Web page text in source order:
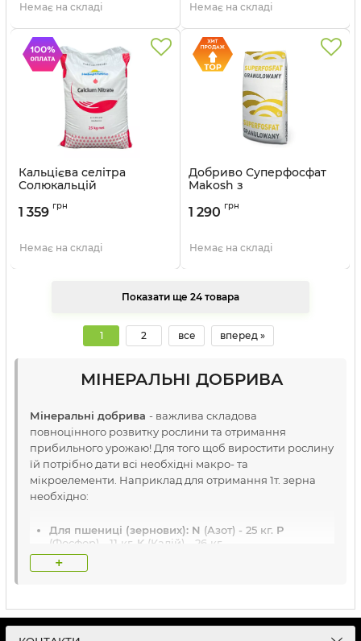
Немає на складі Немає на складі
Кальцієва селітра
Солюкальцій
Артикул:
1 359 грн
Немає на складі
Добриво Суперфосфат
Makosh з
Luvena - 50 кг
1 290 грн
Немає на складі
Показати ще 24 товара
1 2 все вперед »
МІНЕРАЛЬНІ ДОБРИВА
Мінеральні добрива - важлива складова
повноцінного розвитку рослини та отримання
прибильного урожаю! Для того щоб виростити рослину
їй потрібно дати всі необхідні макро- та
мікроелементи. Наприклад для отримання 1т. зерна
необхідно:
Для пшениці (зернових): N (Азот) - 25 кг. P
(Фосфор) - 11 кг. K (Калій) - 26 кг.
Для сої (бобових):
Для соняшника:N(Азот) - 60 кг.P(Фосфор) - 26 кг.
K(Калій) - 186 кг.
+